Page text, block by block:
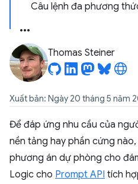
Câu lệnh đa phương
Thomas Steiner
Xuất bản: Ngày 20 tháng 5 năm
Để đáp ứng nhu cầu của
nền tảng hay phần cứng
phương án dự phòng cho
Logic cho Prompt API tích